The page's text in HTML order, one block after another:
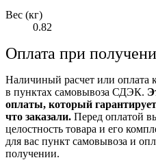
Вес (кг)
0.82
Оплата при
Наличиный расчет или оплата
в пунктах самовывоза СДЭК.
оплаты, который
что заказали. Перед оплатой
целостность товара и его
для вас пункт самовывоза и
получении.